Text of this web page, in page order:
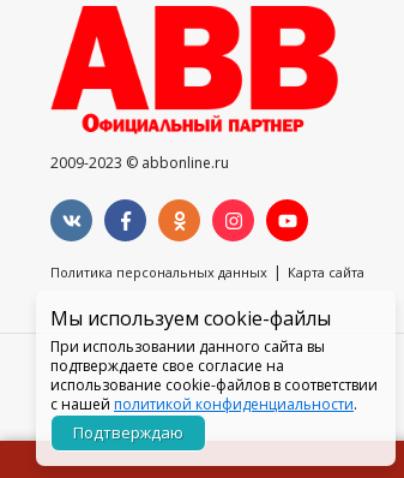
Мы используем cookie-файлы
При использовании данного сайта вы
подтверждаете свое согласие на
использование cookie-файлов в соответствии
с нашей политикой конфиденциальности.
Подтверждаю
2009-2023 © abbonline.ru
Политика персональных данных | Карта сайта